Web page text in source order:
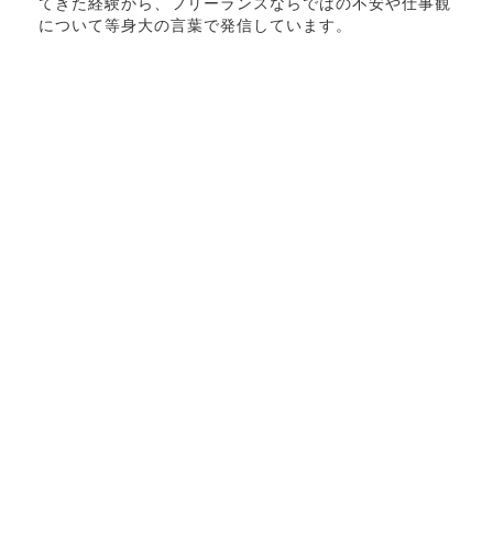
てきた経験から、フリーランスならではの不安や仕事観
について等身大の言葉で発信しています。